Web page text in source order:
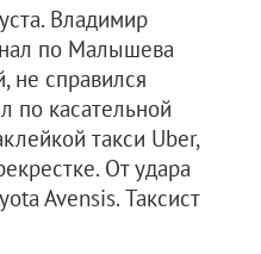
Владимир
по Малышева
не справился
по касательной
такси Uber,
От удара
Avensis. Таксист